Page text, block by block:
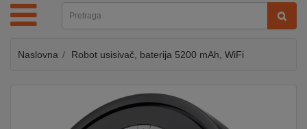
SAT
MOBILNI
Naslovna Robot usisivač, baterija 5200 mAh, WiFi